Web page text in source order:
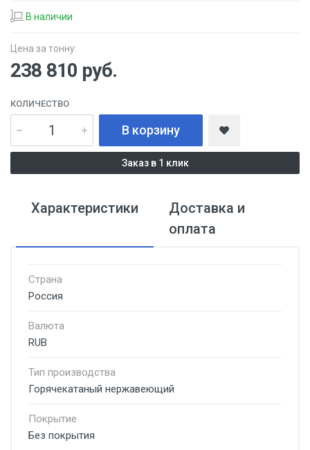
В наличии
Цена за тонну:
238 810 руб.
КОЛИЧЕСТВО
В корзину
Заказ в 1 клик
Характеристики
Доставка и
оплата
Страна
Россия
Валюта
RUB
Тип производства
Горячекатаный нержавеющий
Покрытие
Без покрытия